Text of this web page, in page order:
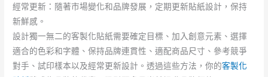
經常更新：隨著市場變化和品牌發展，定期更新貼紙設計，保持
新鮮感。
設計獨一無二的客製化貼紙需要確定目標、加入創意元素、選擇
適合的色彩和字體、保持品牌連貫性、適配商品尺寸、參考競爭
對手、試印樣本以及經常更新設計。透過這些方法，你的客製化